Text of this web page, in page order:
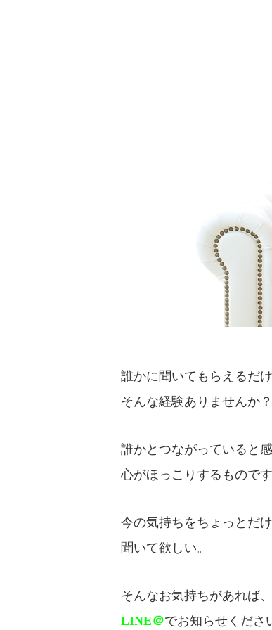
誰かに聞いてもらえるだ
そんな経験ありませんか？
誰かとつながっていると感
心がほっこりするものです
今の気持ちをちょっとだ
聞いて欲しい。
そんなお気持ちがあれば、
LINE＠でお知らせくださ